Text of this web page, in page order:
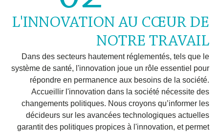
L'INNOVATION AU CŒUR DE
NOTRE TRAVAIL
Dans des secteurs hautement réglementés, tels que le
système de santé, l'innovation joue un rôle essentiel pour
répondre en permanence aux besoins de la société.
Accueillir l'innovation dans la société nécessite des
changements politiques. Nous croyons qu’informer les
décideurs sur les avancées technologiques actuelles
garantit des politiques propices à l'innovation, et permet